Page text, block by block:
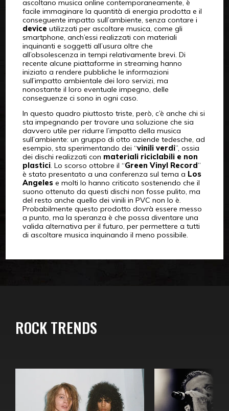
ascoltano musica online contemporaneamente, è
facile immaginare la quantità di energia prodotta e il
conseguente impatto sull’ambiente, senza contare i
device utilizzati per ascoltare musica, come gli
smartphone, anch’essi realizzati con materiali
inquinanti e soggetti all’usura oltre che
all’obsolescenza in tempi relativamente brevi. Di
recente alcune piattaforme in streaming hanno
iniziato a rendere pubbliche le informazioni
sull’impatto ambientale dei loro servizi, ma
nonostante il loro eventuale impegno, delle
conseguenze ci sono in ogni caso.
In questo quadro piuttosto triste, però, c’è anche chi si
sta impegnando per trovare una soluzione che sia
davvero utile per ridurre l’impatto della musica
sull’ambiente: un gruppo di otto aziende tedesche, ad
esempio, sta sperimentando dei “vinili verdi”, ossia
dei dischi realizzati con materiali riciclabili e non
plastici. Lo scorso ottobre il “Green Vinyl Record”
è stato presentato a una conferenza sul tema a Los
Angelese molti lo hanno criticato sostenendo che il
suono ottenuto da questi dischi non fosse pulito, ma
del resto anche quello dei vinili in PVC non lo è.
Probabilmente questo prodotto dovrà essere messo
a punto, ma la speranza è che possa diventare una
valida alternativa per il futuro, per permettere a tutti
di ascoltare musica inquinando il meno possibile.
ROCK TRENDS